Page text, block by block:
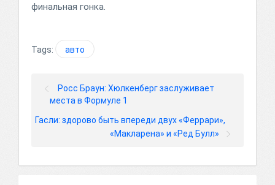
финальная гонка.
Tags: авто
Росс Браун: Хюлкенберг заслуживает
места в Формуле 1
Гасли: здорово быть впереди двух «Феррари»,
«Макларена» и «Ред Булл»